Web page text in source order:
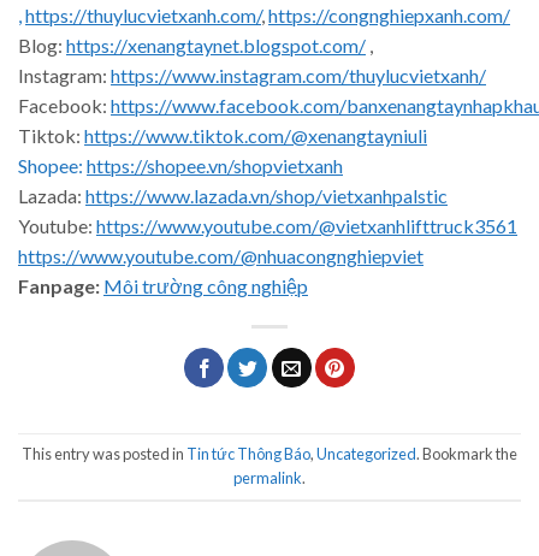
https://thuylucvietxanh.com/, https://congnghiepxanh.com/
Blog: https://xenangtaynet.blogspot.com/
Instagram: https://www.instagram.com/thuylucvietxanh/
Facebook: https://www.facebook.com/
Tiktok: https://www.tiktok.com/@xenangtayniuli
Shopee: https://shopee.vn/shopvietxanh
Lazada: https://www.lazada.vn/shop/vietxanhpalstic
Youtube: https://www.youtube.com/@vietxanhlifttruck3561
https://www.youtube.com/@nhuacongnghiepviet
Fanpage: Môi trường công nghiệp
This entry was posted in Tin tức Thông Báo,Uncategorized. Bookmark the
permalink.